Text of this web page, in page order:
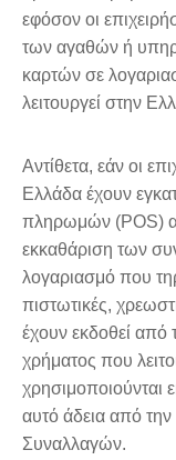
εφόσον οι
των αγαθών ή
καρτών σε
λειτουργεί στην
Αντίθετα, εάν οι
Ελλάδα έχουν
πληρωμών (POS)
εκκαθάριση των
λογαριασμό που
πιστωτικές,
έχουν εκδοθεί από
χρήματος που
χρησιμοποιούνται
αυτό άδεια από
Συναλλαγών.